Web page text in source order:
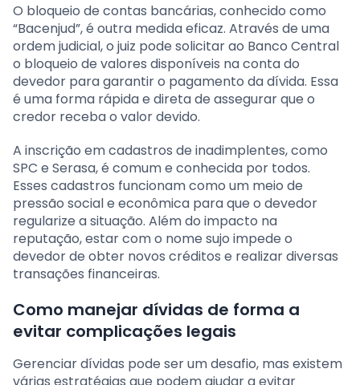
O bloqueio de contas bancárias, conhecido como
“Bacenjud”, é outra medida eficaz. Através de uma
ordem judicial, o juiz pode solicitar ao Banco Central
o bloqueio de valores disponíveis na conta do
devedor para garantir o pagamento da dívida. Essa
é uma forma rápida e direta de assegurar que o
credor receba o valor devido.
A inscrição em cadastros de inadimplentes, como
SPC e Serasa, é comum e conhecida por todos.
Esses cadastros funcionam como um meio de
pressão social e econômica para que o devedor
regularize a situação. Além do impacto na
reputação, estar com o nome sujo impede o
devedor de obter novos créditos e realizar diversas
transações financeiras.
Como manejar dívidas de forma a
evitar complicações legais
Gerenciar dívidas pode ser um desafio, mas existem
várias estratégias que podem ajudar a evitar